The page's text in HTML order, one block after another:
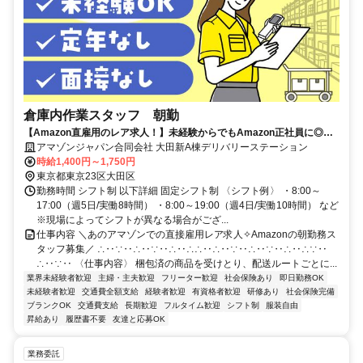
倉庫内作業スタッフ 朝勤
【Amazon直雇用のレア求人！】未経験からでもAmazon正社員に◎髪
色自由◎福利厚生充実！時給UP！
アマゾンジャパン合同会社 大田新A棟デリバリーステーション
時給1,400円～1,750円
東京都東京23区大田区
勤務時間 シフト制 以下詳細 固定シフト制 〈シフト例〉 ・8:00～
17:00（週5日/実働8時間） ・8:00～19:00（週4日/実働10時間） など
※現場によってシフトが異なる場合がござ...
仕事内容 ＼あのアマゾンでの直接雇用レア求人✧Amazonの朝勤務ス
タッフ募集／ ∴‥∵‥∴‥∵‥∴‥∴∴‥∴‥∵‥∴‥∵‥∴‥∴∵‥
∴‥∵‥ 〈仕事内容〉 梱包済の商品を受けとり、配送ルートごとに...
業界未経験者歓迎 主婦・主夫歓迎 フリーター歓迎 社会保険あり
即日勤務OK
未経験者歓迎
交通費全額支給 経験者歓迎 有資格者歓迎 研修あり
社会保険完備
ブランクOK
交通費支給 長期歓迎 フルタイム歓迎 シフト制
服装自由
昇給あり
履歴書不要 友達と応募OK
業務委託